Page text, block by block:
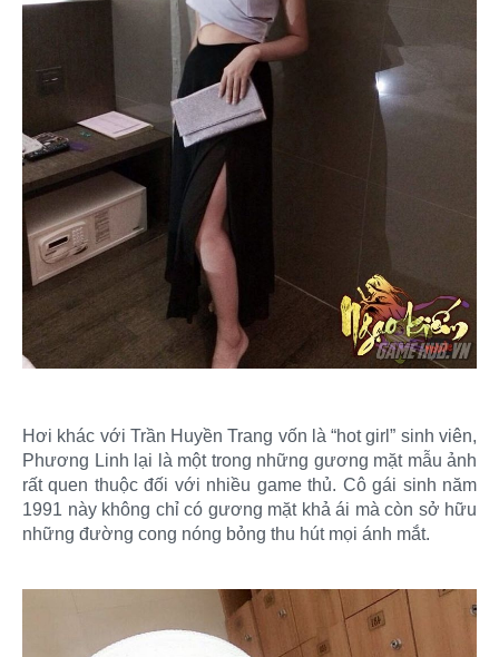
Hơi khác với Trần Huyền Trang vốn là “hot girl” sinh viên,
Phương Linh lại là một trong những gương mặt mẫu ảnh
rất quen thuộc đối với nhiều game thủ. Cô gái sinh năm
1991 này không chỉ có gương mặt khả ái mà còn sở hữu
những đường cong nóng bỏng thu hút mọi ánh mắt.